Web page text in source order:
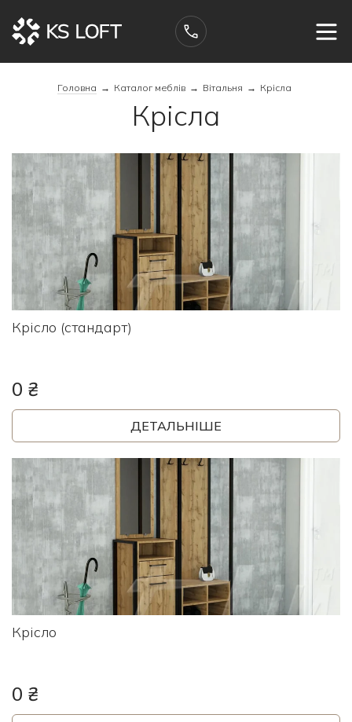
Головна → Каталог меблів → Вітальня → Крісла
Крісла
Крісло (стандарт)
0 ₴
ДЕТАЛЬНІШЕ
Крісло
0 ₴